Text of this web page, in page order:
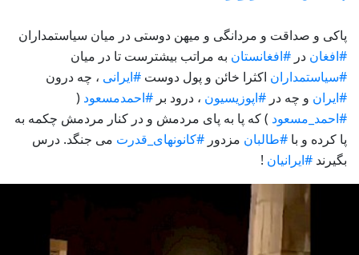
پاکی و صداقت و مردانگی و میهن دوستی در میان سیاستمداران
#افغان در #افغانستان به مراتب بیشترست تا در میان
#سیاستمداران اکثرا خائن و پول دوست #ایرانی ، چه درون
#ایران و چه در #اپوزیسیون ، درود بر #احمدمسعود (
#احمد_مسعود )که پا به پای مردمش و در کنار مردمش چکمه به
پا کرده و با #طالبان مزدور #کانونهای_قدرت می جنگد. درس
بگیرند #ایرانیان !